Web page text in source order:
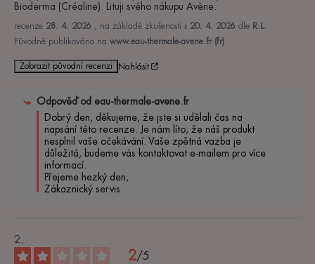
Bioderma (Créaline). Lituji svého nákupu Avène.
recenze 28. 4. 2026 , na základě zkušenosti s 20. 4. 2026 dle R.L.
Původně publikováno na www.eau-thermale-avene.fr (fr)
Zobrazit původní recenzi Nahlásit
Odpověď od eau-thermale-avene.fr
Dobrý den, děkujeme, že jste si udělali čas na
napsání této recenze. Je nám líto, že náš produkt
nesplnil vaše očekávání. Vaše zpětná vazba je
důležitá, budeme vás kontaktovat e-mailem pro více
informací.
Přejeme hezký den,
Zákaznický servis
2/5